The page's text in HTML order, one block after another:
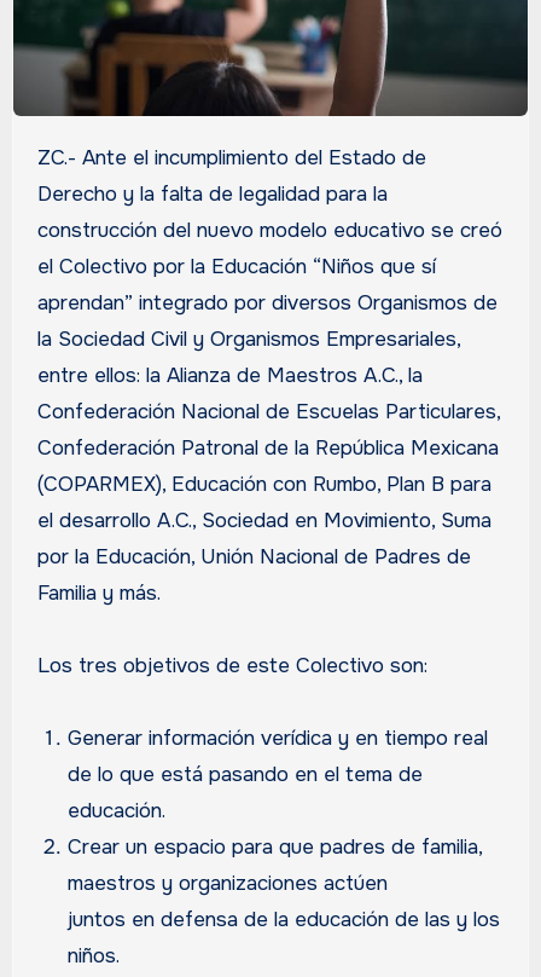
ZC.- Ante el incumplimiento del Estado de
Derecho y la falta de legalidad para la
construcción del nuevo modelo educativo se creó
el Colectivo por la Educación “Niños que sí
aprendan” integrado por diversos Organismos de
la Sociedad Civil y Organismos Empresariales,
entre ellos: la Alianza de Maestros A.C., la
Confederación Nacional de Escuelas Particulares,
Confederación Patronal de la República Mexicana
(COPARMEX), Educación con Rumbo, Plan B para
el desarrollo A.C., Sociedad en Movimiento, Suma
por la Educación, Unión Nacional de Padres de
Familia y más.
Los tres objetivos de este Colectivo son:
Generar información verídica y en tiempo real
de lo que está pasando en el tema de
educación.
Crear un espacio para que padres de familia,
maestros y organizaciones actúen
juntos en defensa de la educación de las y los
niños.